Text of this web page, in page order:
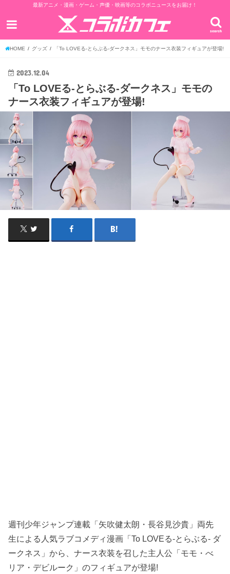
最新アニメ・漫画・ゲーム・声優・映画等のコラボニュースをお届け！
search
HOME グッズ 「To LOVEる-とらぶる-ダークネス」モモのナース衣装フィギュアが登場!
2023.12.04
「To LOVEる-とらぶる-ダークネス」モモの
ナース衣装フィギュアが登場!
週刊少年ジャンプ連載「矢吹健太朗・長谷見沙貴」両先
生による人気ラブコメディ漫画「To LOVEる-とらぶる- ダ
ークネス」から、ナース衣装を召した主人公「モモ・べ
リア・デビルーク」のフィギュアが登場!